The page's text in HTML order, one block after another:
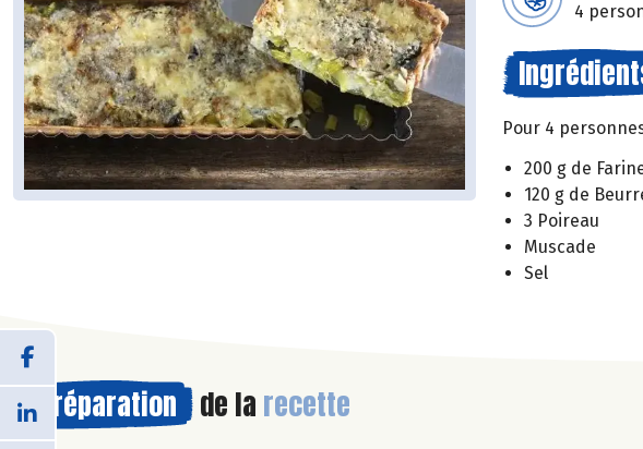
4
Pour 4
200 g de
120 g de
3 Poireau
Muscade
Sel
Préparation de la recette